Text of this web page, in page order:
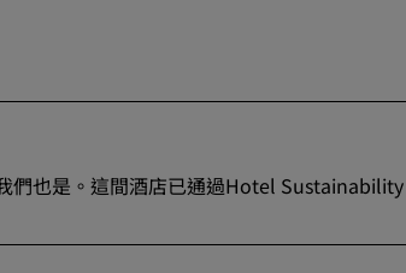
們也是。這間酒店已通過Hotel